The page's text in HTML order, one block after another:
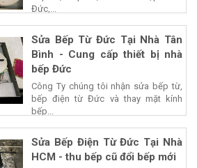
Đức,...
Sửa Bếp Từ Đức Tại Nhà Tân
Bình - Cung cấp thiết bị nhà
bếp Đức
Công Ty chúng tôi nhận sửa bếp từ,
bếp điện từ Đức và thay mặt kính
bếp...
Sửa Bếp Điện Từ Đức Tại Nhà
HCM - thu bếp cũ đổi bếp mới